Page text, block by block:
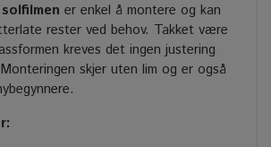
er enkel å montere og kan
rester ved behov. Takket være
kreves det ingen justering
skjer uten lim og er også